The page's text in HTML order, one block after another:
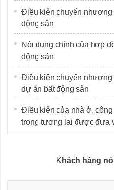
Điều kiện chuyển nhượng
động sản
Nội dung chính của hợp
động sản
Điều kiện chuyển nhượng
dự án bất động sản
Điều kiện của nhà ở,
trong tương lai được đưa
Khách hàng